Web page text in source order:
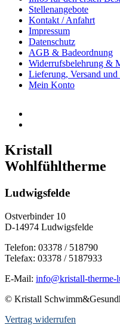
Stellenangebote
Kontakt / Anfahrt
Impressum
Datenschutz
AGB & Badeordnung
Widerrufsbelehrung &
Lieferung, Versand
Mein Konto
Kristall
Wohlfühltherme
Ludwigsfelde
Ostverbinder 10
D-14974 Ludwigsfelde
Telefon: 03378 / 518790
Telefax: 03378 / 5187933
E-Mail: info@kristall-therme-
© Kristall
Vertrag widerrufen